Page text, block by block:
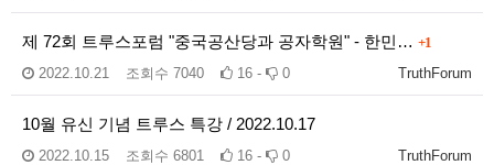
제 72회 트루스포럼 "중국공산당과 공자학원" - 한민… +1
TruthForum
2022.10.21 조회수 7040 16 - 0
10월 유신 기념 트루스 특강 / 2022.10.17
TruthForum
2022.10.15 조회수 6801 16 - 0